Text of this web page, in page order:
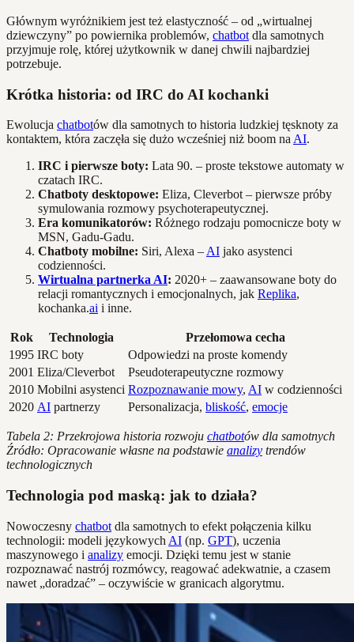
Głównym wyróżnikiem jest też elastyczność – od „wirtualnej
dziewczyny” po powiernika problemów, chatbot dla samotnych
przyjmuje rolę, której użytkownik w danej chwili najbardziej
potrzebuje.
Krótka historia: od IRC do AI kochanki
Ewolucja chatbotów dla samotnych to historia ludzkiej tęsknoty za
kontaktem, która zaczęła się dużo wcześniej niż boom na AI.
IRC i pierwsze boty: Lata 90. – proste tekstowe automaty w
czatach IRC.
Chatboty desktopowe: Eliza, Cleverbot – pierwsze próby
symulowania rozmowy psychoterapeutycznej.
Era komunikatorów: Różnego rodzaju pomocnicze boty w
MSN, Gadu-Gadu.
Chatboty mobilne: Siri, Alexa – AI jako asystenci
codzienności.
Wirtualna partnerka AI: 2020+ – zaawansowane boty do
relacji romantycznych i emocjonalnych, jak Replika,
kochanka.ai i inne.
Rok Technologia
Przełomowa cecha
1995 IRC boty
Odpowiedzi na proste komendy
2001 Eliza/Cleverbot
Pseudoterapeutyczne rozmowy
2010 Mobilni asystenci Rozpoznawanie mowy, AI w codzienności
2020 AI partnerzy Personalizacja, bliskość, emocje
Tabela 2: Przekrojowa historia rozwoju chatbotów dla samotnych
Źródło: Opracowanie własne na podstawie analizy trendów
technologicznych
Technologia pod maską: jak to działa?
Nowoczesny chatbot dla samotnych to efekt połączenia kilku
technologii: modeli językowych AI (np. GPT), uczenia
maszynowego i analizy emocji. Dzięki temu jest w stanie
rozpoznawać nastrój rozmówcy, reagować adekwatnie, a czasem
nawet „doradzać” – oczywiście w granicach algorytmu.